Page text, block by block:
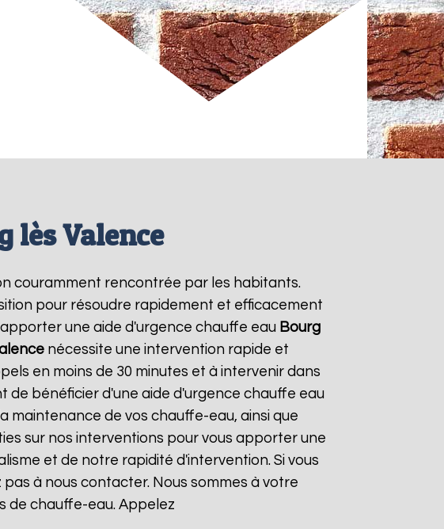
lès Valence
couramment rencontrée par les habitants.
pour résoudre rapidement et efficacement
une aide d'urgence chauffe eau Bourg
nécessite une intervention rapide et
en moins de 30 minutes et à intervenir dans
bénéficier d'une aide d'urgence chauffe eau
maintenance de vos chauffe-eau, ainsi que
sur nos interventions pour vous apporter une
et de notre rapidité d'intervention. Si vous
pas à nous contacter. Nous sommes à votre
de chauffe-eau. Appelez